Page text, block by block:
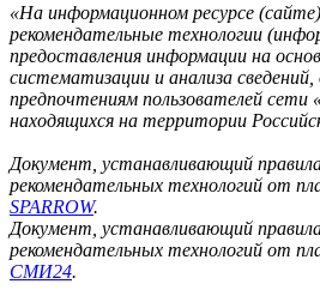
«На информационном ресурсе
рекомендательные технологии
предоставления информации на
систематизации и анализа
предпочтениям пользователей сети
находящихся на территории
Документ, устанавливающий
рекомендательных технологий от
SPARROW.
Документ, устанавливающий
рекомендательных технологий от
СМИ24.